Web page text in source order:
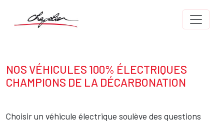
Texte
NOS VÉHICULES 100% ÉLECTRIQUES
CHAMPIONS DE LA DÉCARBONATION
Choisir un véhicule électrique soulève des questions